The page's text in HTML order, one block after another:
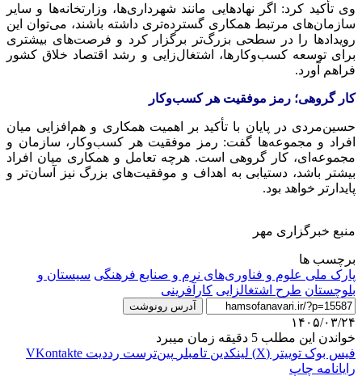
وی تأکید کرد: اگر نهادهایی مانند شهرداری‌ها، وزارتخانه‌ها و سایر
سازمان‌های مرتبط همکاری گسترده‌تری داشته باشند، می‌توان این
رویدادها را در سطحی بزرگ‌تر برگزار کرد و فرصت‌های بیشتری
برای توسعه کسب‌وکارها، اشتغال‌زایی و رشد اقتصاد خلاق کشور
فراهم آورد.
کار گروهی؛ رمز موفقیت هر کسب‌وکار
حسین‌مردی در پایان با تأکید بر اهمیت همکاری و هم‌افزایی میان
افراد و مجموعه‌ها گفت: رمز موفقیت هر کسب‌وکار، سازمان و
مجموعه‌ای، کار گروهی است. هرچه تعامل و همکاری میان افراد
بیشتر باشد، دستیابی به اهداف و موفقیت‌های بزرگ نیز آسان‌تر و
پایدارتر خواهد بود.
منبع خبرگزاری مهر
برچسب ها
پارک ملی علوم و فناوری‌های نرم و صنایع فرهنگی سیستان و
بلوچستان طرح اشتغالزایی کارآفرینی
آدرس رونوشت
۱۴۰۵/۰۳/۲۴
خواندن این مطلب 5 دقیقه زمان میبرد
فیس بوک توییتر (X) لینکدین ‫تامبلر ‫پین‌ترست ‫رددیت ‫VKontakte
رایانامه چاپ